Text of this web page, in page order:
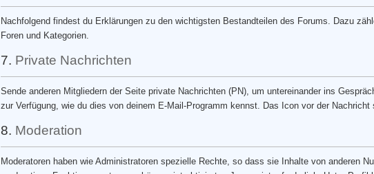
Nachfolgend findest du Erklärungen zu den wichtigsten Bestandteilen des Forums. Dazu
Foren und Kategorien.
7. Private Nachrichten
Sende anderen Mitgliedern der Seite private Nachrichten (PN), um untereinander ins
zur Verfügung, wie du dies von deinem E-Mail-Programm kennst. Das Icon vor der Nachricht
8. Moderation
Moderatoren haben wie Administratoren spezielle Rechte, so dass sie Inhalte von anderen